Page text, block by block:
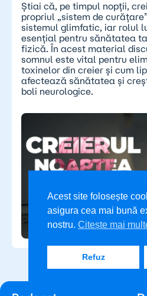
Știai că, pe timpul nopții,
propriul „sistem de
sistemul glimfatic, iar rolul
esențial pentru sănătatea
fizică. În acest material
somnul este vital pentru
toxinelor din creier și cum
afectează sănătatea și
boli neurologice.
Acest site folosește
asigura cea mai bună
nostru. Citește mai
Refuz